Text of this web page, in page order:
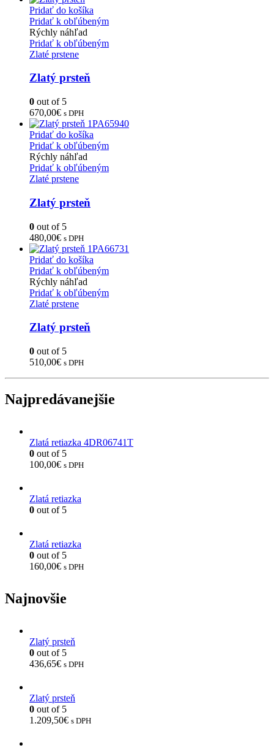
Pridať do košíka
Pridať k obľúbeným
Rýchly náhľad
Pridať k obľúbeným
Zlaté prstene
Zlatý prsteň
0 out of 5
670,00€ s DPH
Pridať do košíka
Pridať k obľúbeným
Rýchly náhľad
Pridať k obľúbeným
Zlaté prstene
Zlatý prsteň
0 out of 5
480,00€ s DPH
Pridať do košíka
Pridať k obľúbeným
Rýchly náhľad
Pridať k obľúbeným
Zlaté prstene
Zlatý prsteň
0 out of 5
510,00€ s DPH
Najpredávanejšie
Zlatá retiazka 4DR06741T
0 out of 5
100,00€ s DPH
Zlatá retiazka
0 out of 5
Zlatá retiazka
0 out of 5
160,00€ s DPH
Najnovšie
Zlatý prsteň
0 out of 5
436,65€ s DPH
Zlatý prsteň
0 out of 5
1.209,50€ s DPH